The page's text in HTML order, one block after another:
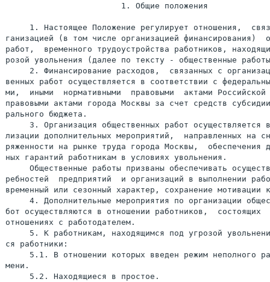
                        1. Общие положения
1. Настоящее Положение регулирует отношения,
ганизацией (в том числе организацией финансирования)
работ,  временного трудоустройства работников,
розой увольнения (далее по тексту - общественные
2. Финансирование расходов,  связанных с
венных работ осуществляется в соответствии с
ми,  иными  нормативными  правовыми  актами Российской
правовыми актами города Москвы за счет средств
рального бюджета.
3. Организация общественных работ осуществляется
лизации дополнительных мероприятий,  направленных на
ряженности на рынке труда города Москвы,  обеспечения
ных гарантий работникам в условиях увольнения.
Общественные работы призваны обеспечивать
ребностей  предприятий  и организаций в выполнении
временный или сезонный характер, сохранение мотивации
4. Дополнительные мероприятия по организации
бот осуществляются в отношении работников,  состоящих
отношениях с работодателем.
5. К работникам, находящимся под угрозой
ся работники:
5.1. В отношении которых введен режим неполного
мени.
     5.2. Находящиеся в простое.